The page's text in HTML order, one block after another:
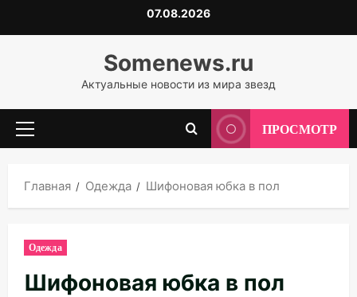
к
07.08.2026
Somenews.ru
Актуальные новости из мира звезд
Основное
ПРОСМОТР
Главная Одежда Шифоновая юбка в пол
Одежда
Шифоновая юбка в пол